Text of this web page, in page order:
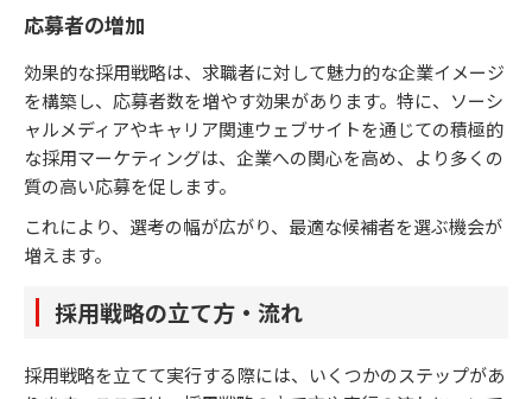
応募者の増加
効果的な採用戦略は、求職者に対して魅力的な企業イメージ
を構築し、応募者数を増やす効果があります。特に、ソーシ
ャルメディアやキャリア関連ウェブサイトを通じての積極的
な採用マーケティングは、企業への関心を高め、より多くの
質の高い応募を促します。
これにより、選考の幅が広がり、最適な候補者を選ぶ機会が
増えます。
採用戦略の立て方・流れ
採用戦略を立てて実行する際には、いくつかのステップがあ